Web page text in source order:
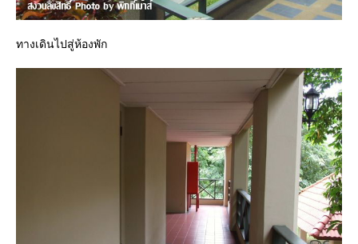
ทางเดินไปสู่ห้องพัก